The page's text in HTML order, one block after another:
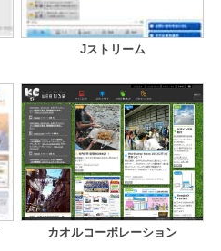
Jストリーム
カオルコーポレーション